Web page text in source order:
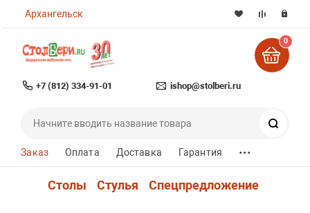
Архангельск
+7 (812) 334-91-01 ishop@stolberi.ru
0
Заказ Оплата Доставка Гарантия ...
Столы Стулья Спецпредложение